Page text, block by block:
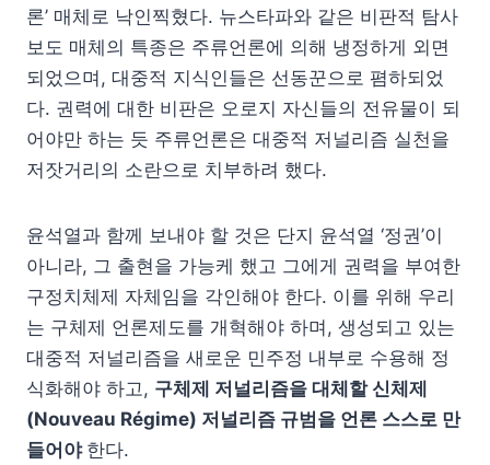
론’ 매체로 낙인찍혔다. 뉴스타파와 같은 비판적 탐사
보도 매체의 특종은 주류언론에 의해 냉정하게 외면
되었으며, 대중적 지식인들은 선동꾼으로 폄하되었
다. 권력에 대한 비판은 오로지 자신들의 전유물이 되
어야만 하는 듯 주류언론은 대중적 저널리즘 실천을
저잣거리의 소란으로 치부하려 했다.
윤석열과 함께 보내야 할 것은 단지 윤석열 ‘정권’이
아니라, 그 출현을 가능케 했고 그에게 권력을 부여한
구정치체제 자체임을 각인해야 한다. 이를 위해 우리
는 구체제 언론제도를 개혁해야 하며, 생성되고 있는
대중적 저널리즘을 새로운 민주정 내부로 수용해 정
식화해야 하고, 구체제 저널리즘을 대체할 신체제
(Nouveau Régime) 저널리즘 규범을 언론 스스로 만
들어야 한다.